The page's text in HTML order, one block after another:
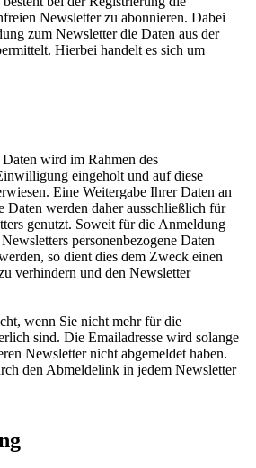
Newsletter zu abonnieren. Dabei
zum Newsletter die Daten aus der
Hierbei handelt es sich um
wird im Rahmen des
eingeholt und auf diese
Eine Weitergabe Ihrer Daten an
werden daher ausschließlich für
genutzt. Soweit für die Anmeldung
personenbezogene Daten
so dient dies dem Zweck einen
verhindern und den Newsletter
wenn Sie nicht mehr für die
sind. Die Emailadresse wird solange
Newsletter nicht abgemeldet haben.
den Abmeldelink in jedem Newsletter